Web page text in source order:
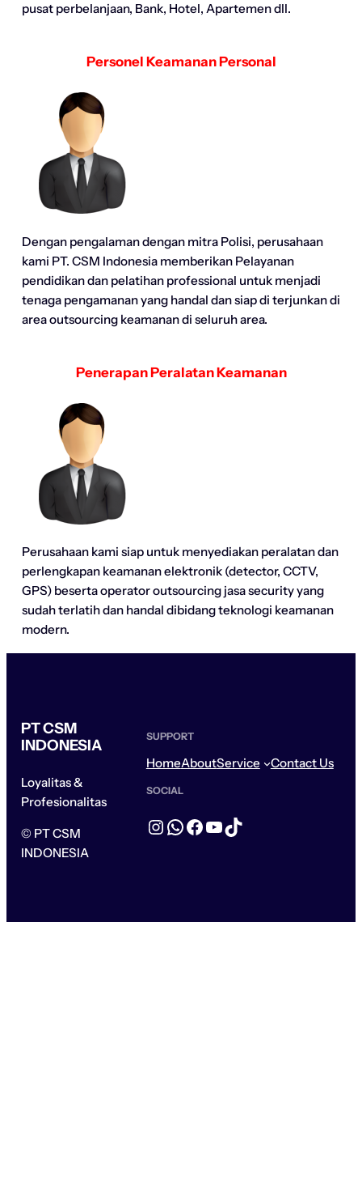
pusat perbelanjaan, Bank, Hotel, Apartemen dll.
Personel Keamanan Personal
Dengan pengalaman dengan mitra Polisi, perusahaan
kami PT. CSM Indonesia memberikan Pelayanan
pendidikan dan pelatihan professional untuk menjadi
tenaga pengamanan yang handal dan siap di terjunkan di
area outsourcing keamanan di seluruh area.
Penerapan Peralatan Keamanan
Perusahaan kami siap untuk menyediakan peralatan dan
perlengkapan keamanan elektronik (detector, CCTV,
GPS) beserta operator outsourcing jasa security yang
sudah terlatih dan handal dibidang teknologi keamanan
modern.
PT CSM
INDONESIA
Loyalitas &
Profesionalitas
© PT CSM
INDONESIA
SUPPORT
HomeAboutService Contact Us
SOCIAL
Instagram
WhatsApp
Facebook
YouTube
TikTok